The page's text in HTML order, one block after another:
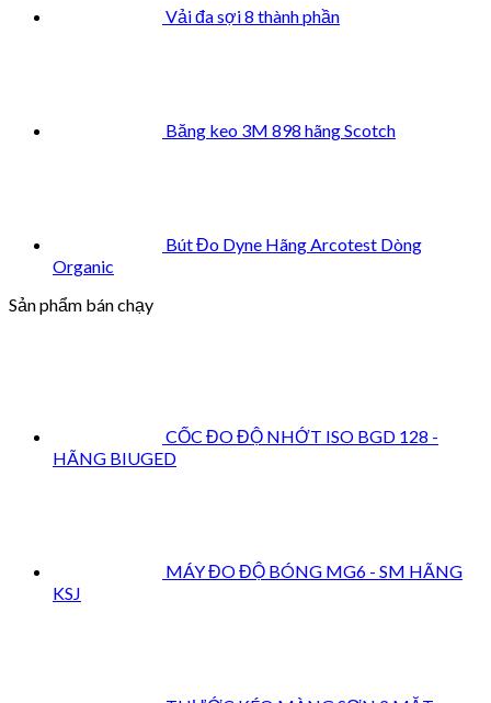
Vải đa sợi 8 thành phần
Băng keo 3M 898 hãng Scotch
Bút Đo Dyne Hãng Arcotest Dòng
Organic
Sản phẩm bán chạy
CỐC ĐO ĐỘ NHỚT ISO BGD 128 -
HÃNG BIUGED
MÁY ĐO ĐỘ BÓNG MG6 - SM HÃNG
KSJ